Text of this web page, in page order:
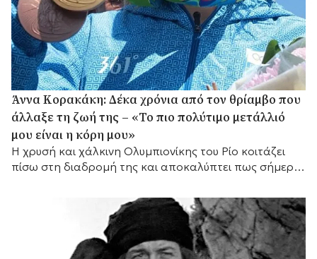
Άννα Κορακάκη: Δέκα χρόνια από τον θρίαμβο που
άλλαξε τη ζωή της – «Το πιο πολύτιμο μετάλλιό
μου είναι η κόρη μου»
Η χρυσή και χάλκινη Ολυμπιονίκης του Ρίο κοιτάζει
πίσω στη διαδρομή της και αποκαλύπτει πως σήμερα